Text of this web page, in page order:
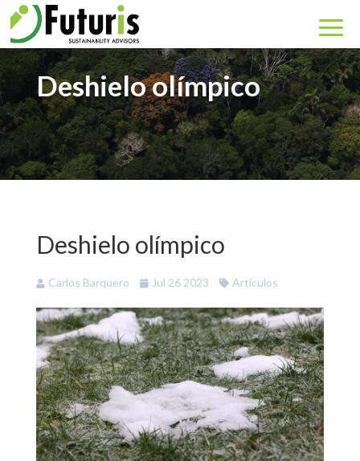
Deshielo olímpico
Deshielo olímpico
Carlos Barquero Jul 26 2023 Artículos